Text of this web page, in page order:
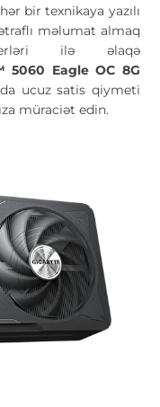
bir texnikaya yazılı
məlumat almaq
ilə əlaqə
5060 Eagle OC 8G
ucuz satis qiymeti
müraciət edin.